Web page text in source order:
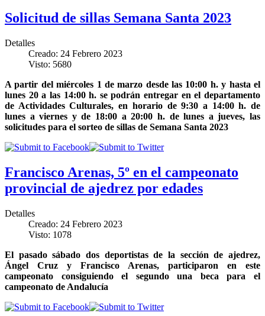
Solicitud de sillas Semana Santa 2023
Detalles
Creado: 24 Febrero 2023
Visto: 5680
A partir del miércoles 1 de marzo desde las 10:00 h. y hasta el
lunes 20 a las 14:00 h. se podrán entregar en el departamento
de Actividades Culturales, en horario de 9:30 a 14:00 h. de
lunes a viernes y de 18:00 a 20:00 h. de lunes a jueves, las
solicitudes para el sorteo de sillas de Semana Santa 2023
Francisco Arenas, 5º en el campeonato
provincial de ajedrez por edades
Detalles
Creado: 24 Febrero 2023
Visto: 1078
El pasado sábado dos deportistas de la sección de ajedrez,
Ángel Cruz y Francisco Arenas, participaron en este
campeonato consiguiendo el segundo una beca para el
campeonato de Andalucía